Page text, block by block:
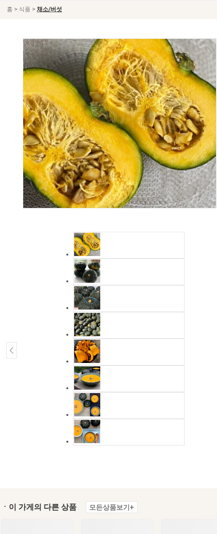
홈 > 식품 > 채소/버섯
ㆍ이 가게의 다른 상품 모든상품보기+